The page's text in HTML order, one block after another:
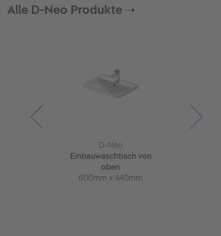
Alle D-Neo Produkte ➝
D-Neo
Einbauwaschtisch von
oben
600mm x 440mm